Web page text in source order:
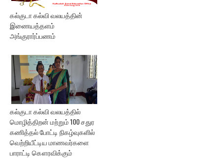
கல்குடா கல்வி வலயத்தின்
இணையத்தளம்
அங்குரார்ப்பணம்
கல்குடா கல்வி வலயத்தில்
மொழித்திறன் மற்றும் 100 சதுர
கணித்தல் போட்டி நிகழ்வுகளில்
வெற்றியீட்டிய மாணவர்களை
பாராட்டி கௌரவிக்கும்